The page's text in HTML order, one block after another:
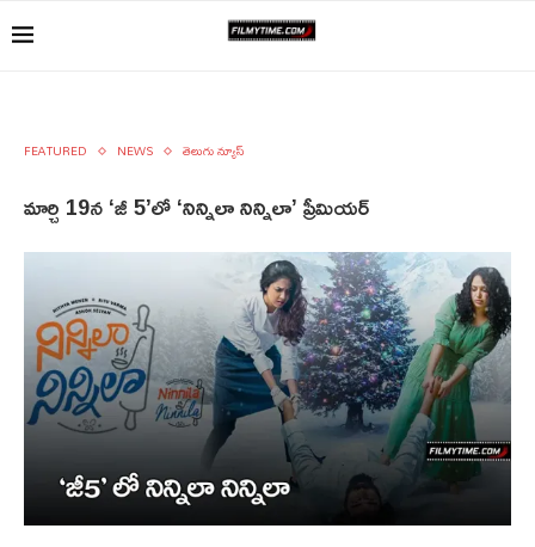
FEATURED NEWS తెలుగు న్యూస్
మార్చి 19న ‘జీ 5’లో ‘నిన్నిలా నిన్నిలా’ ప్రీమియర్